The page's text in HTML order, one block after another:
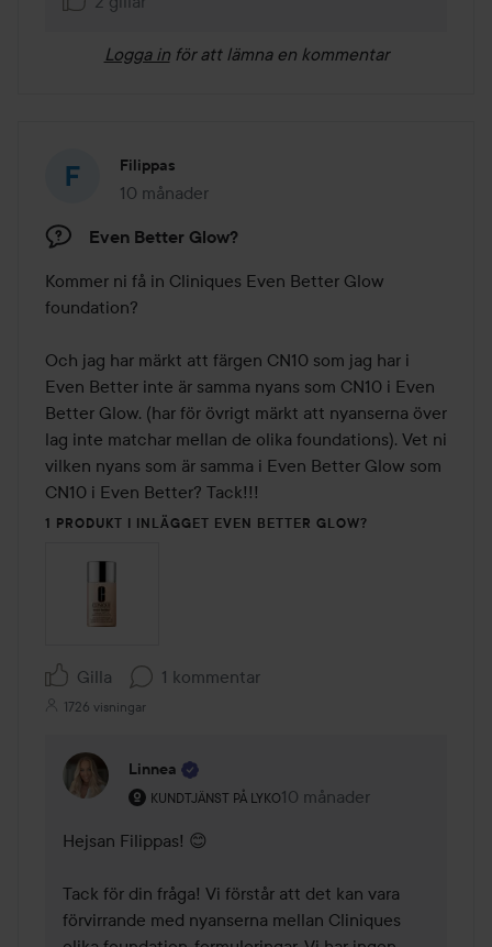
Logga in för att lämna en kommentar
Filippas
10 månader
Inlägget skapades 10 månader
Even Better Glow?
Kommer ni få in Cliniques Even Better Glow
foundation?
Och jag har märkt att färgen CN10 som jag har i
Even Better inte är samma nyans som CN10 i Even
Better Glow. (har för övrigt märkt att nyanserna över
lag inte matchar mellan de olika foundations). Vet ni
vilken nyans som är samma i Even Better Glow som
CN10 i Even Better? Tack!!!
1 PRODUKT I INLÄGGET EVEN BETTER GLOW?
Gilla 1 kommentar
1726 visningar
Linnea
KUNDTJÄNST PÅ LYKO
Användarens roll: Kundtjänst på Lyko.
10 månader
Kommentaren lades 10
Hejsan Filippas! 😊
Tack för din fråga! Vi förstår att det kan vara
förvirrande med nyanserna mellan Cliniques